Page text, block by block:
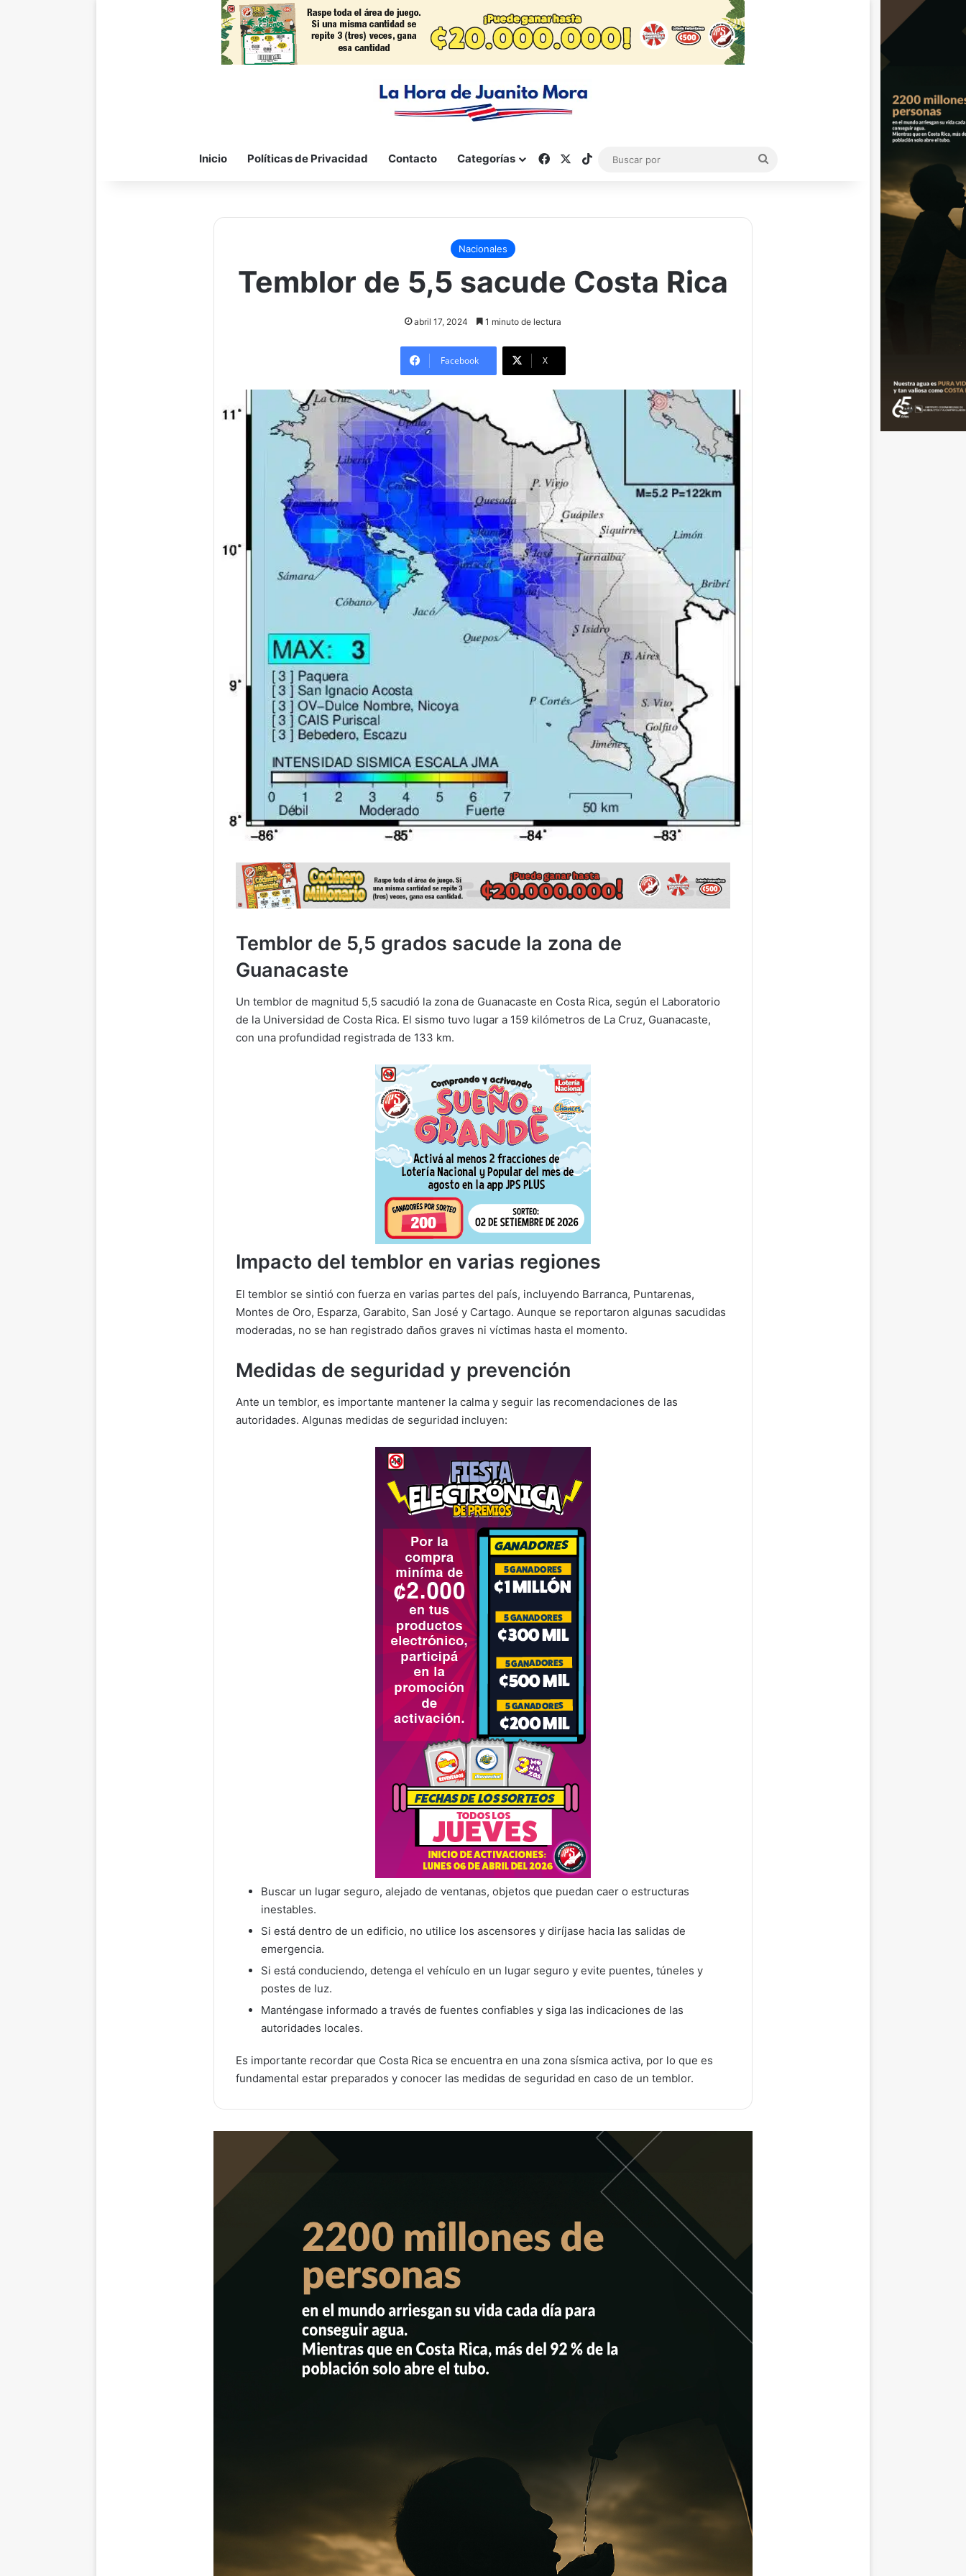
Inicio Políticas de Privacidad Contacto Categorías FacebookTikTok
Nacionales
Temblor de 5,5 sacude Costa Rica
abril 17, 2024 1 minuto de lectura
Facebook X
Temblor de 5,5 grados sacude la zona de
Guanacaste
Un temblor de magnitud 5,5 sacudió la zona de Guanacaste en Costa Rica, según el Laboratorio
de la Universidad de Costa Rica. El sismo tuvo lugar a 159 kilómetros de La Cruz, Guanacaste,
con una profundidad registrada de 133 km.
Impacto del temblor en varias regiones
El temblor se sintió con fuerza en varias partes del país, incluyendo Barranca, Puntarenas,
Montes de Oro, Esparza, Garabito, San José y Cartago. Aunque se reportaron algunas sacudidas
moderadas, no se han registrado daños graves ni víctimas hasta el momento.
Medidas de seguridad y prevención
Ante un temblor, es importante mantener la calma y seguir las recomendaciones de las
autoridades. Algunas medidas de seguridad incluyen:
Buscar un lugar seguro, alejado de ventanas, objetos que puedan caer o estructuras
inestables.
Si está dentro de un edificio, no utilice los ascensores y diríjase hacia las salidas de
emergencia.
Si está conduciendo, detenga el vehículo en un lugar seguro y evite puentes, túneles y
postes de luz.
Manténgase informado a través de fuentes confiables y siga las indicaciones de las
autoridades locales.
Es importante recordar que Costa Rica se encuentra en una zona sísmica activa, por lo que es
fundamental estar preparados y conocer las medidas de seguridad en caso de un temblor.